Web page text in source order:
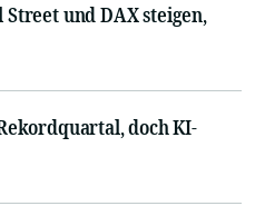
Street und DAX steigen,
doch KI-